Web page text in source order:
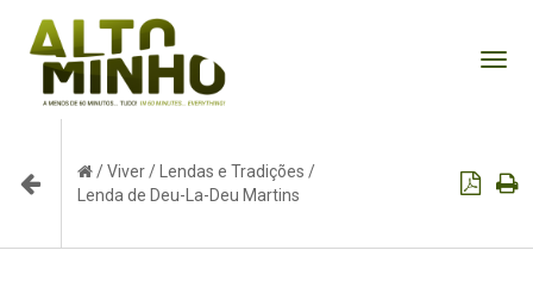
/Viver/ Lendas e Tradições /
Lenda de Deu-La-Deu Martins